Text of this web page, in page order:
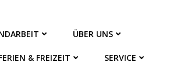
ÜBER UNS
& FREIZEIT SERVICE